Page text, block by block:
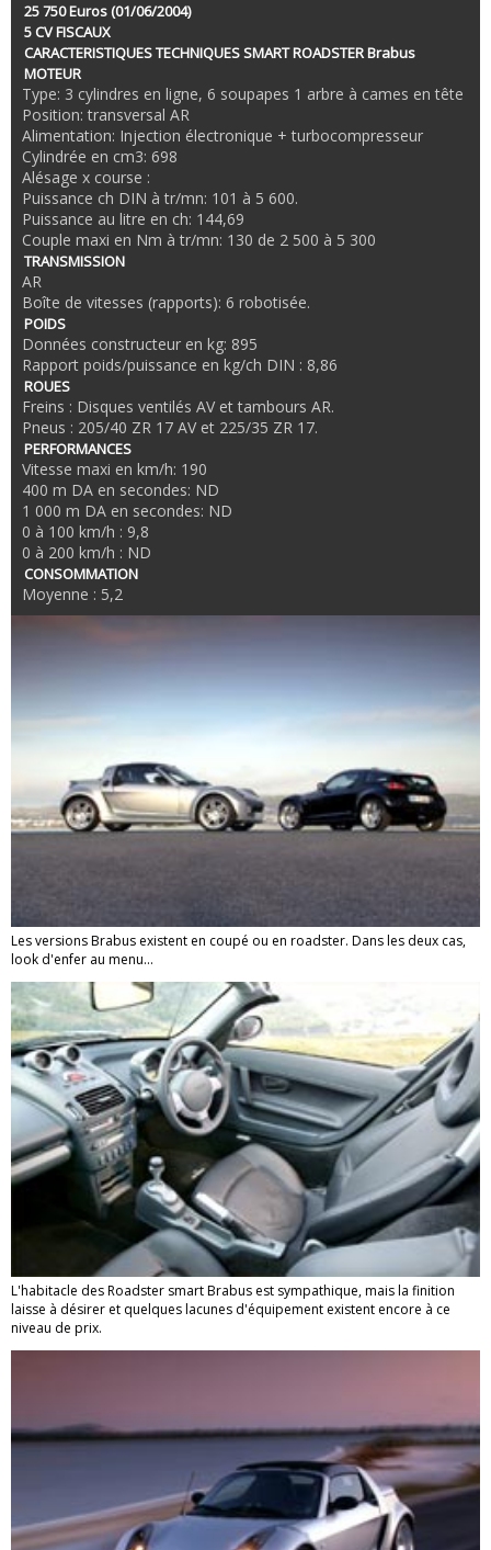
25 750 Euros (01/06/2004)
5 CV FISCAUX
CARACTERISTIQUES TECHNIQUES SMART ROADSTER Brabus
MOTEUR
Type: 3 cylindres en ligne, 6 soupapes 1 arbre à cames en tête
Position: transversal AR
Alimentation: Injection électronique + turbocompresseur
Cylindrée en cm3: 698
Alésage x course :
Puissance ch DIN à tr/mn: 101 à 5 600.
Puissance au litre en ch: 144,69
Couple maxi en Nm à tr/mn: 130 de 2 500 à 5 300
TRANSMISSION
AR
Boîte de vitesses (rapports): 6 robotisée.
POIDS
Données constructeur en kg: 895
Rapport poids/puissance en kg/ch DIN : 8,86
ROUES
Freins : Disques ventilés AV et tambours AR.
Pneus : 205/40 ZR 17 AV et 225/35 ZR 17.
PERFORMANCES
Vitesse maxi en km/h: 190
400 m DA en secondes: ND
1 000 m DA en secondes: ND
0 à 100 km/h : 9,8
0 à 200 km/h : ND
CONSOMMATION
Moyenne : 5,2
Les versions Brabus existent en coupé ou en roadster. Dans les deux cas,
look d'enfer au menu...
L'habitacle des Roadster smart Brabus est sympathique, mais la finition
laisse à désirer et quelques lacunes d'équipement existent encore à ce
niveau de prix.